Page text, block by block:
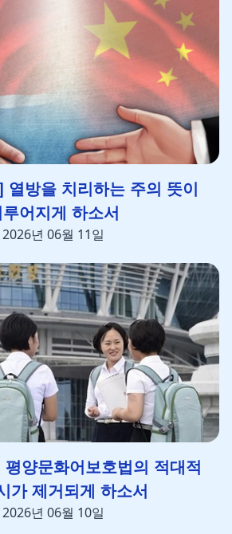
열방을 치리하는 주의 뜻이
루어지게 하소서
2026년 06월 11일
양문화어보호법의 적대적
가 제거되게 하소서
2026년 06월 10일